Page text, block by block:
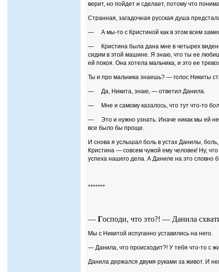
верит, но пойдет и сделает, потому что
Странная, загадочная русская душа
— А мы-то с Кристиной как в этом всем
— Кристина была дана мне в четырех
сидим в этой машине. Я знаю, что ты ее
ей покоя. Она хотела мальчика, и это ее
Ты и про мальчика знаешь? — голос Никиты
— Да, Никита, знаю, — ответил Данила.
— Мне и самому казалось, что тут что-то
— Это и нужно узнать. Иначе никак мы ей
все было бы проще.
И снова я услышал боль в устах Данилы,
Кристина — совсем чужой ему человек! Ну,
успеха нашего дела. А Даниле на это словно
*******
— Господи, что это?! — Данила
Мы с Никитой испуганно уставились на него.
— Данила, что происходит?! У тебя что-то с
Данила держался двумя руками за живот. И